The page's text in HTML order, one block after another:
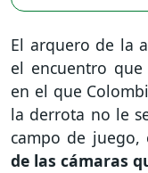
El arquero de la
el encuentro
en el que
la derrota no le
campo de juego,
de las cámaras